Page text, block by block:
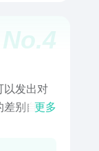
No.4
以发出对
差别自动
更多